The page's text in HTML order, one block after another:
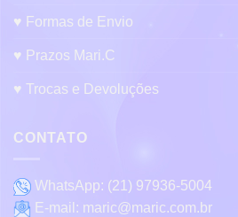
♥ Formas de Envio
♥ Prazos Mari.C
♥ Trocas e Devoluções
CONTATO
WhatsApp: (21) 97936-5004
E-mail: maric@maric.com.br